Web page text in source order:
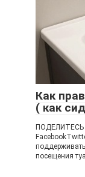
Как
( как
посещения